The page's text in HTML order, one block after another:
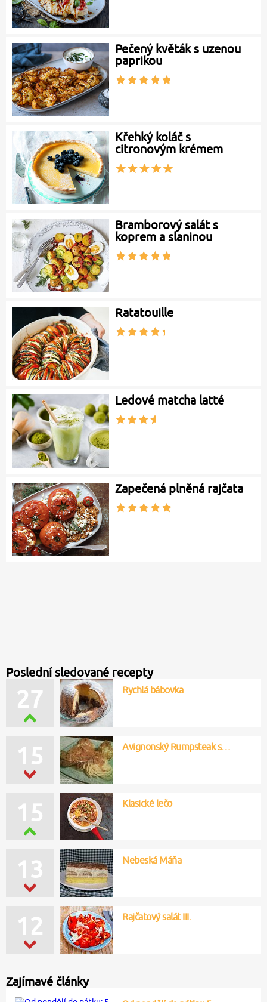
Pečený květák s uzenou
paprikou
Křehký koláč s
citronovým krémem
Bramborový salát s
koprem a slaninou
Ratatouille
Ledové matcha latté
Zapečená plněná rajčata
Poslední sledované recepty
27 Rychlá bábovka
15 Avignonský Rumpsteak s…
13 Nebeská Máňa
12 Rajčatový salát III.
15 Klasické lečo
Zajímavé články